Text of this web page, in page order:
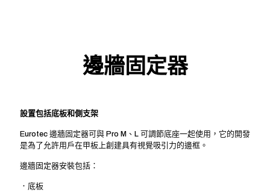
邊牆固定器
設置包括底板和側支架
Eurotec 邊牆固定器可與 Pro M、L 可調節底座一起使用，它的開發
是為了允許用戶在甲板上創建具有視覺吸引力的邊框。
邊牆固定器安裝包括：
．底板